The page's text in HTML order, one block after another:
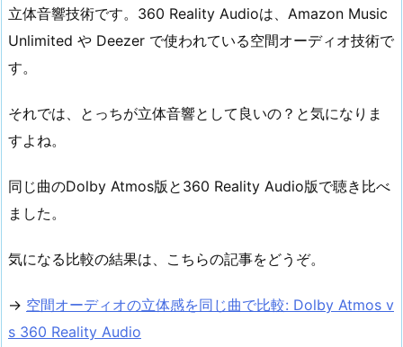
立体音響技術です。360 Reality Audioは、Amazon Music
Unlimited や Deezer で使われている空間オーディオ技術で
す。
それでは、とっちが立体音響として良いの？と気になりま
すよね。
同じ曲のDolby Atmos版と360 Reality Audio版で聴き比べ
ました。
気になる比較の結果は、こちらの記事をどうぞ。
→ 空間オーディオの立体感を同じ曲で比較: Dolby Atmos v
s 360 Reality Audio